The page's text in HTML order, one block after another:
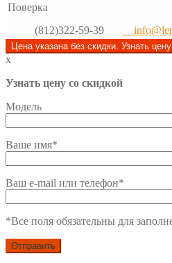
Поверка
(812)322-59-39
Цена указана без скидки. Узнать
x
Узнать цену со скидкой
Модель
Ваше имя*
Ваш e-mail или телефон*
*Все поля обязательны для